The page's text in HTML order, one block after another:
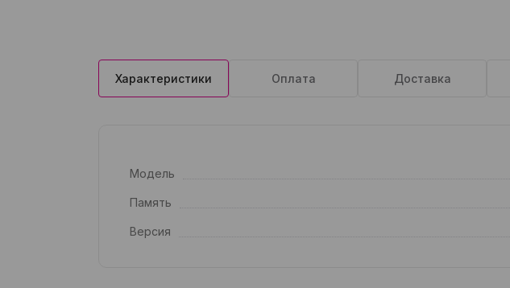
Характеристики Оплата Доставка
Модель
Память
Версия